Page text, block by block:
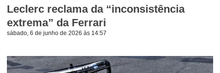
Leclerc reclama da “inconsistência
extrema” da Ferrari
sábado, 6 de junho de 2026 às 14:57